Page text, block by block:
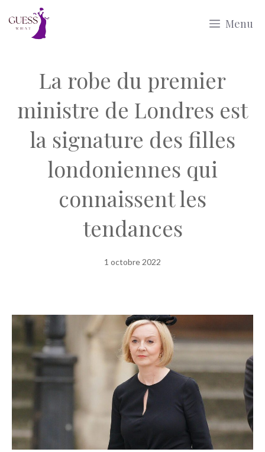
Menu
La robe du premier
ministre de Londres est
la signature des filles
londoniennes qui
connaissent les
tendances
1 octobre 2022